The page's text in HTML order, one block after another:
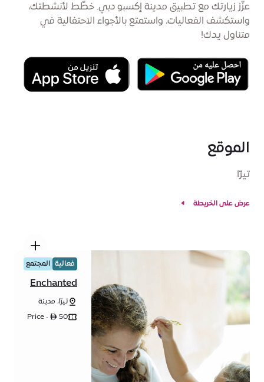
عزّز زيارتك مع تطبيق مدينة إكسبو دبي. خطِّط لأنشطتك،
واستكشف الفعاليات، واستمتع بالأجواء الاحتفالية في
متناول يدك!
الموقع
تيرّا
عرض على الخريطة
فعالية المجتمع
Enchanted
Forest
تيرّا، مدينة
إكسبو دبي
Price • ê 50